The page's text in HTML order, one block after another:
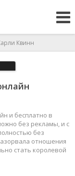
Квинн
и бесплатно в
без рекламы, и с
без
отношения
стать королевой